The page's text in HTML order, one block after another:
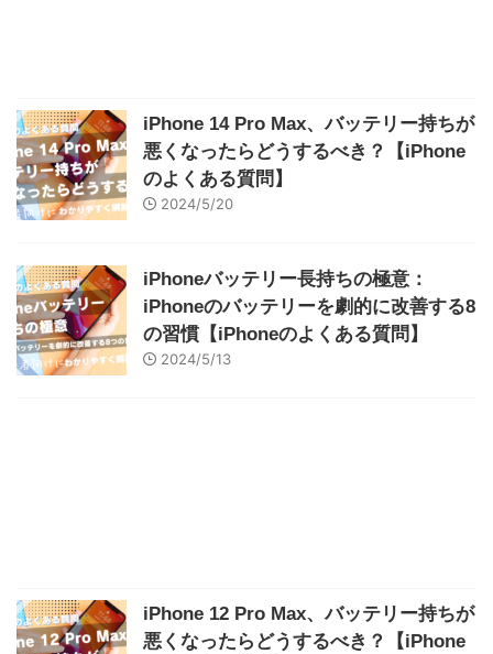
iPhone 14 Pro Max、バッテリー持ちが
悪くなったらどうするべき？【iPhone
のよくある質問】
2024/5/20
iPhoneバッテリー長持ちの極意：
iPhoneのバッテリーを劇的に改善する8
の習慣【iPhoneのよくある質問】
2024/5/13
iPhone 12 Pro Max、バッテリー持ちが
悪くなったらどうするべき？【iPhone